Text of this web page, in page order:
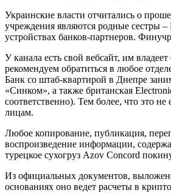
Украинские власти отчитались о
учреждения являются родные сестры
устройствах банков-партнеров.
У канала есть свой вебсайт, им
рекомендуем обратиться в любое
Банк со штаб-квартирой в Днепре
«Синком», а также британская
соответственно). Тем более, что это
лицам.
Любое копирование, публикация,
воспроизведение информации,
турецкое сухогруз Azov Concord
Из официальных документов,
основаниях оно ведет расчеты в